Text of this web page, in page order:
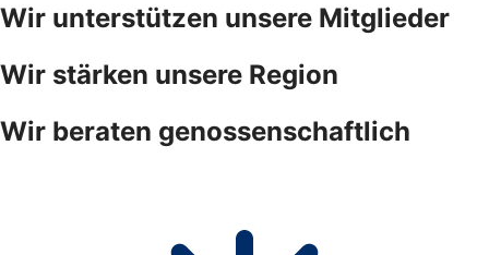
Wir unterstützen unsere Mitglieder
Wir stärken unsere Region
Wir beraten genossenschaftlich